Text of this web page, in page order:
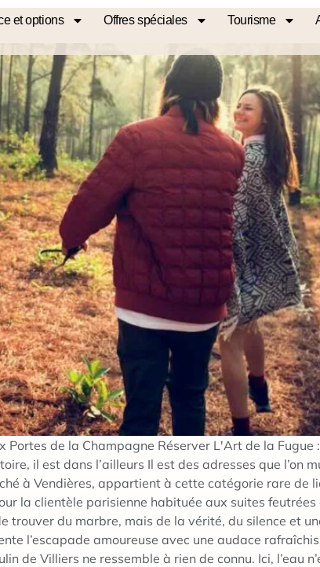
et options Offres spéciales Tourisme
de la Champagne Réserver L'Art de la Fugue
il est dans l’ailleurs Il est des adresses que l’on
à Vendières, appartient à cette catégorie rare de
la clientèle parisienne habituée aux suites feutrées
du marbre, mais de la vérité, du silence et
l’escapade amoureuse avec une audace
de Villiers ne ressemble à rien de connu. Ici, l’eau